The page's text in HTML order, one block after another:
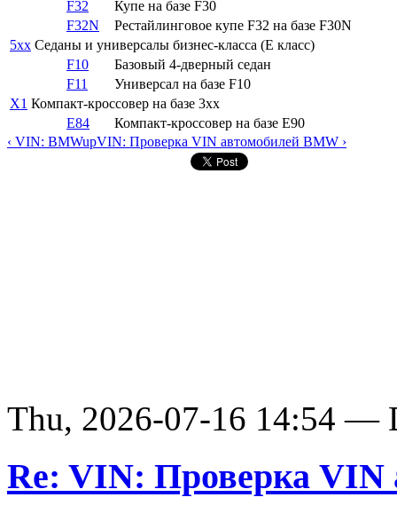
F32
Купе на базе F30
F32N
Рестайлинговое купе F32 на базе F30N
5xx Седаны и универсалы бизнес-класса (E класс)
F10
Базовый 4-дверный седан
F11
Универсал на базе F10
X1 Компакт-кроссовер на базе 3xx
E84
Компакт-кроссовер на базе E90
‹ VIN: BMWupVIN: Проверка VIN автомобилей BMW ›
Thu, 2026-07-16 14:54 —
Re: VIN: Проверка VIN